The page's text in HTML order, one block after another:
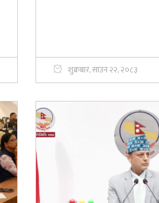
शुक्रबार, साउन २२, २०८३